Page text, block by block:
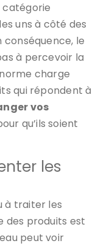
catégorie
uns à côté des
conséquence, le
à percevoir la
charge
qui répondent à
vos
qu’ils soient
les
à traiter les
des produits est
peut voir